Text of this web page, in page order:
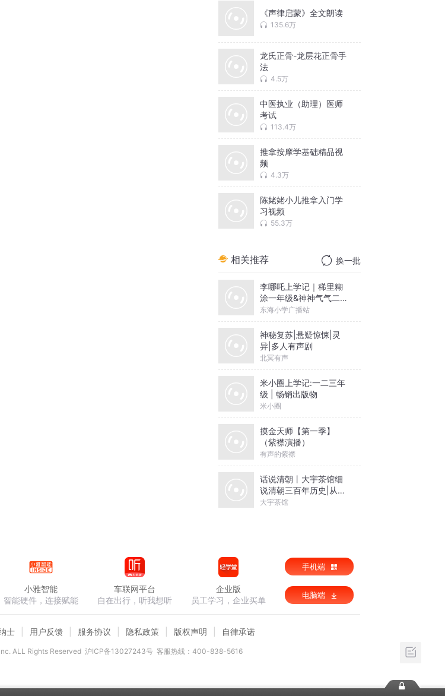
《声律启蒙》全文朗读
135.6万
龙氏正骨-龙层花正骨手
法
4.5万
中医执业（助理）医师
考试
113.4万
推拿按摩学基础精品视
频
4.3万
陈姥姥小儿推拿入门学
习视频
55.3万
相关推荐 换一批
李哪吒上学记｜稀里糊
涂一年级&神神气气二年
级
东海小学广播站
神秘复苏|悬疑惊悚|灵
异|多人有声剧
北冥有声
米小圈上学记:一二三年
级 | 畅销出版物
米小圈
摸金天师【第一季】
（紫襟演播）
有声的紫襟
话说清朝丨大宇茶馆细
说清朝三百年历史|从努
尔哈赤到末代皇帝溥仪|
大宇茶馆
小雅智能
智能硬件，连接赋能
车联网平台
自在出行，听我想听
企业版
员工学习，企业买单
手机端
电脑端
士 用户反馈 服务协议 隐私政策 版权声明 自律承诺
ALL Rights Reserved 沪ICP备13027243号 客服热线：400-838-5616